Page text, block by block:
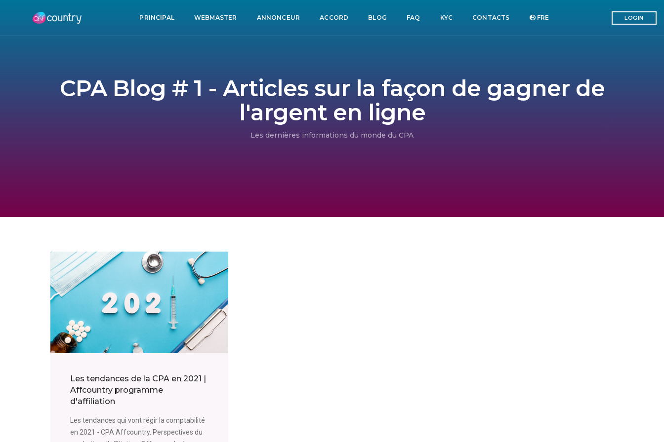
PRINCIPAL WEBMASTER ANNONCEUR ACCORD BLOG FAQ KYC CONTACTS FRE LOGIN
CPA Blog # 1 - Articles sur la façon de gagner de
l'argent en ligne
Les dernières informations du monde du CPA
Les tendances de la CPA en 2021 |
Affcountry programme
d'affiliation
Les tendances qui vont régir la comptabilité
en 2021 - CPA Affcountry. Perspectives du